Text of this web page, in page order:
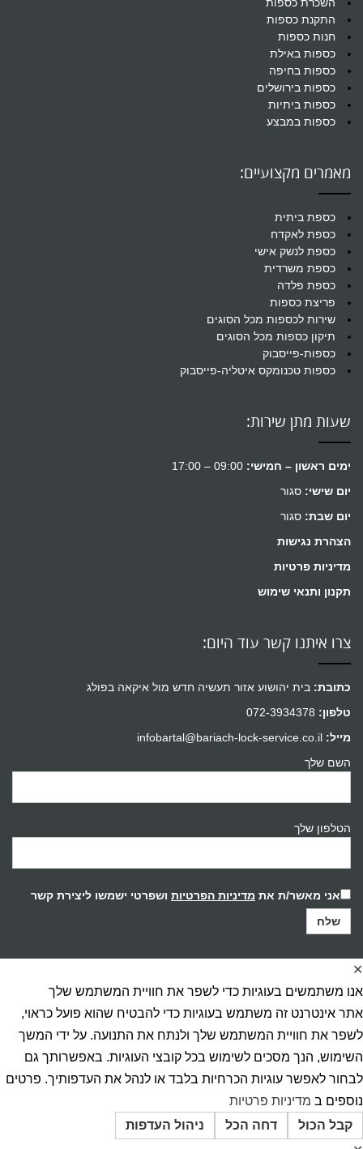
התקנת כספות
חנות כספות
כספות באילת
כספות בחיפה
כספות בירושלים
כספות ביתיות
כספות במבצע
מאמרים מקצועיים:
כספת ביתית
כספת לאקדח
כספת לנשק אישי
כספת משרדית
כספת פלדה
פריצת כספות
שירות לכספות מכל הסוגים
תיקון כספות מכל הסוגים
כספות-פייסבוק
כספות טכנומקס איטליה-פייסבוק
שעות מתן שירות:
ימים ראשון – חמישי:
יום שישי: סגור
יום שבת: סגור
הצהרת נגישות
מדיניות פרטיות
תקנון ותנאי שימוש
צרו איתנו קשר עוד היום:
כתובת: בית יהושוע אזור תעשיה חדש מול איקאה בפולג
טלפון: 072-3934378
מייל:
השם שלך
הטלפון שלך
אני מאשר/ת את מדיניות הפרטיות ושפרטי ישמשו ליצירת קשר
✕
אנו משתמשים בעוגיות כדי לשפר את חוויית המשתמש שלך
אתר אינטרנט זה משתמש בעוגיות כדי להבטיח שהוא פועל כראוי,
לשפר את חוויית המשתמש שלך ולנתח את התנועה. על ידי המשך
השימוש, הנך מסכים לשימוש בכל קובצי העוגיות. באפשרותך גם
לבחור לאפשר עוגיות הכרחיות בלבד או לנהל את העדפותיך. פרטים
נוספים ב מדיניות פרטיות
קבל הכול
דחה הכל
ניהול העדפות